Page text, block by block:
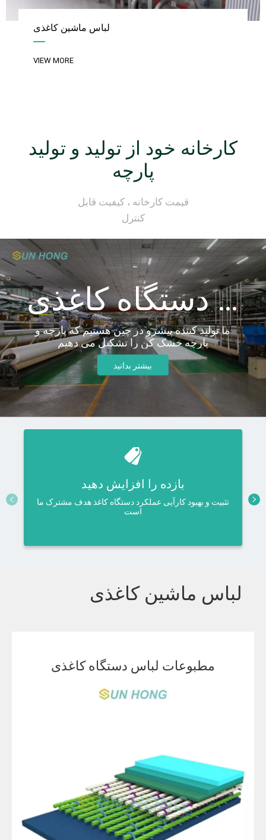
لباس ماشین کاغذی
VIEW MORE
کارخانه خود از تولید و تولید
پارچه
قیمت کارخانه ، کیفیت قابل
کنترل
لباس دستگاه کاغذی Sun Hong
ما تولید کننده پیشرو در چین هستیم که پارچه و
پارچه خشک کن را تشکیل می دهیم
بیشتر بدانید
بازده را افزایش دهید
تثبیت و بهبود کارآیی عملکرد دستگاه کاغذ هدف مشترک ما
است
لباس ماشین کاغذی
مطبوعات لباس دستگاه کاغذی